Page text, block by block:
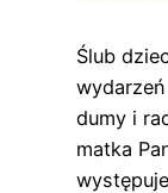
Ślub
dumy i
matka